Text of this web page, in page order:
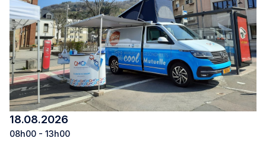
18.08.2026
08h00 - 13h00